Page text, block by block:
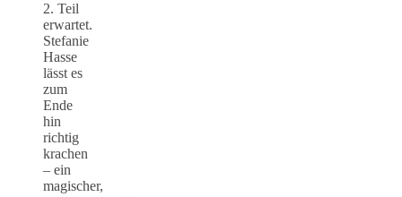
2. Teil
erwartet.
Stefanie
Hasse
lässt es
zum
Ende
hin
richtig
krachen
– ein
magischer,